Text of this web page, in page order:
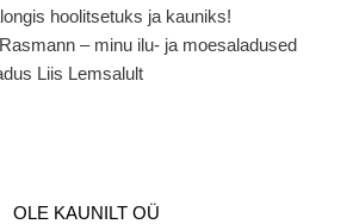
hoolitsetuks ja kauniks!
– minu ilu- ja moesaladused
Liis Lemsalult
OLE KAUNILT OÜ